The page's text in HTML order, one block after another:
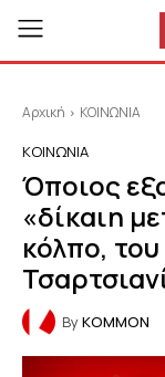
Αρχική ΚΟΙΝΩΝΙΑ
ΚΟΙΝΩΝΙΑ
Όποιος
«δίκαιη
κόλπο,
ByKOMMON